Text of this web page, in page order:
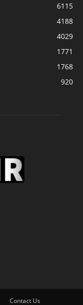
6115
4188
4029
1771
1768
920
Contact Us